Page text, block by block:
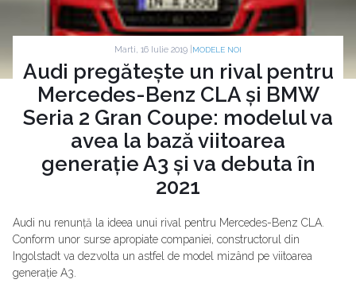
Marti, 16 Iulie 2019 | MODELE NOI
Audi pregătește un rival pentru
Mercedes-Benz CLA și BMW
Seria 2 Gran Coupe: modelul va
avea la bază viitoarea
generație A3 și va debuta în
2021
Audi nu renunță la ideea unui rival pentru Mercedes-Benz CLA.
Conform unor surse apropiate companiei, constructorul din
Ingolstadt va dezvolta un astfel de model mizând pe viitoarea
generație A3.